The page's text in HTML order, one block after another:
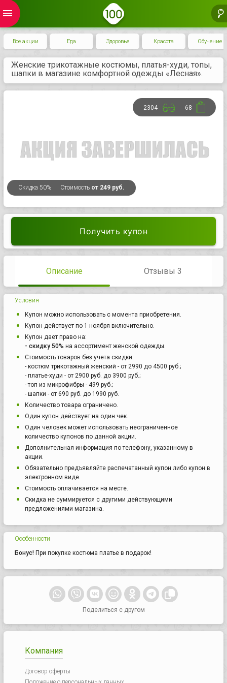
menu
Все акции Еда Здоровье Красота Обучение
Женские трикотажные костюмы, платья-худи, топы,
шапки в магазине комфортной одежды «Лесная».
Скидка 50% Стоимость от 249 руб.
2304 68
Получить купон
Описание Отзывы 3
Условия
Купон можно использовать с момента приобретения.
Купон действует по 1 ноября включительно.
Купон дает право на:
- скидку 50% на ассортимент женской одежды.
Стоимость товаров без учета скидки:
- костюм трикотажный женский - от 2990 до 4500 руб.;
- платье-худи - от 2900 руб. до 3900 руб.;
- топ из микрофибры - 499 руб.;
- шапки - от 690 руб. до 1990 руб.
Количество товара ограничено.
Один купон действует на один чек.
Один человек может использовать неограниченное
количество купонов по данной акции.
Дополнительная информация по телефону, указанному в
акции.
Обязательно предъявляйте распечатанный купон либо купон в
электронном виде.
Стоимость оплачивается на месте.
Скидка не суммируется с другими действующими
предложениями магазина.
Особенности
Бонус! При покупке костюма платье в подарок!
Поделиться с другом
Компания
Договор оферты